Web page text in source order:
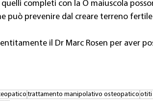
quelli completi con la O maiuscola
può prevenire dal creare terreno
il Dr Marc Rosen per aver
trattamento manipolativo osteopatico otiti